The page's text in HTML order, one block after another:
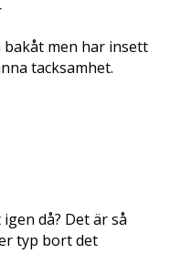
men har insett
tacksamhet.
då? Det är så
typ bort det